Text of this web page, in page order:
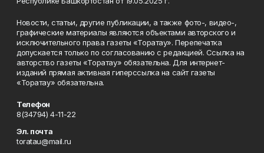
Новости, статьи, другие публикации, а также фото-, видео-,
графические материалы являются объектами авторского и
исключительного права газеты «Торатау». Перепечатка
допускается только по согласованию с редакцией. Ссылка на
авторство газеты «Торатау» обязательна. Для интернет-
изданий прямая активная гиперссылка на сайт газеты
«Торатау» обязательна.
Телефон
8(34794) 4-11-22
Эл. почта
toratau@mail.ru